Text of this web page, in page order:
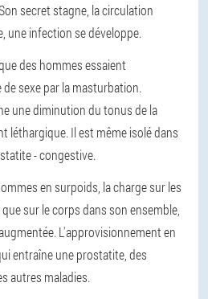
secret stagne, la circulation
une infection se développe.
des hommes essaient
sexe par la masturbation.
une diminution du tonus de la
léthargique. Il est même isolé dans
- congestive.
en surpoids, la charge sur les
sur le corps dans son ensemble,
L'approvisionnement en
entraîne une prostatite, des
autres maladies.